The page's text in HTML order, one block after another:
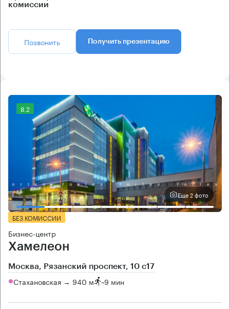
комиссии
Позвонить Получить презентацию
8.2
Еще 2 фото
БЕЗ КОМИССИИ
Бизнес-центр
Хамелеон
Москва, Рязанский проспект, 10 с17
Стахановская → 940 м ~9 мин